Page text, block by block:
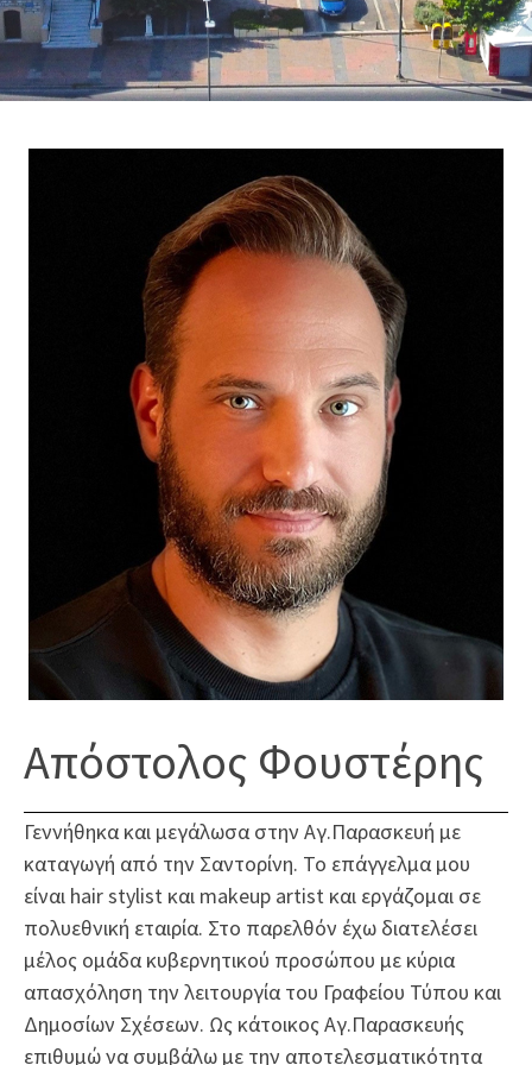
Απόστολος Φουστέρης
Γεννήθηκα και μεγάλωσα στην Αγ.Παρασκευή με
καταγωγή από την Σαντορίνη. Το επάγγελμα μου
είναι hair stylist και makeup artist και εργάζομαι σε
πολυεθνική εταιρία. Στο παρελθόν έχω διατελέσει
μέλος ομάδα κυβερνητικού προσώπου με κύρια
απασχόληση την λειτουργία του Γραφείου Τύπου και
Δημοσίων Σχέσεων. Ως κάτοικος Αγ.Παρασκευής
επιθυμώ να συμβάλω με την αποτελεσματικότητα